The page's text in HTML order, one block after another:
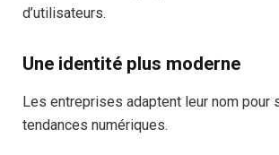
d’utilisateurs.
Une identité plus moderne
Les entreprises adaptent leur nom pour
tendances numériques.